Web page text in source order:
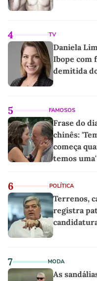
4 TV
Daniela
Ibope com
demitida
5 FAMOSOS
Frase do
chinês:
começa
temos uma'
6 POLÍTICA
Terrenos,
registra
7 MODA
As